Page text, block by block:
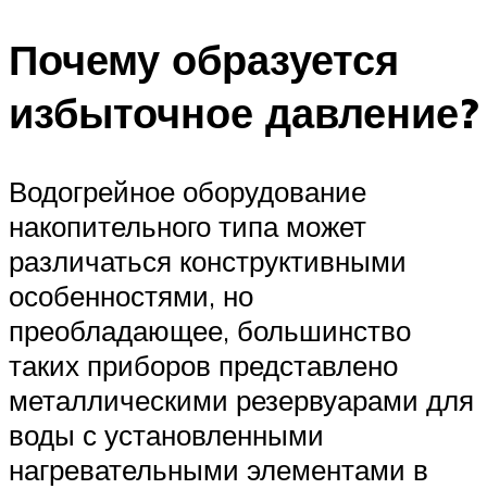
Почему образуется
избыточное давление?
Водогрейное оборудование
накопительного типа может
различаться конструктивными
особенностями, но
преобладающее, большинство
таких приборов представлено
металлическими резервуарами для
воды с установленными
нагревательными элементами в